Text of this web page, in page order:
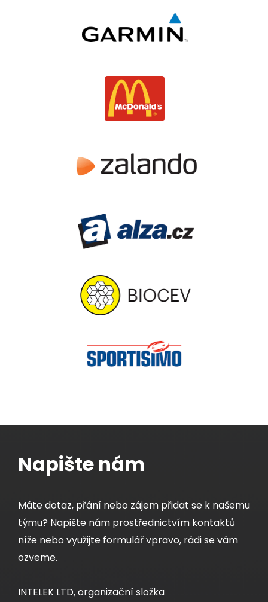
Napište nám
Máte dotaz, přání nebo zájem přidat se k našemu
týmu? Napište nám prostřednictvím kontaktů
níže nebo využijte formulář vpravo, rádi se vám
ozveme.
INTELEK LTD, organizační složka